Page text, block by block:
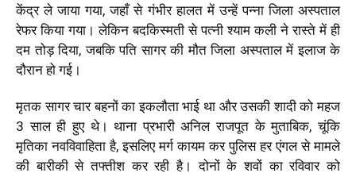
केंद्र ले जाया गया, जहाँ से गंभीर हालत में उन्हें पन्ना जिला अस्पताल
रेफर किया गया। लेकिन बदकिस्मती से पत्नी श्याम कली ने रास्ते में ही
दम तोड़ दिया, जबकि पति सागर की मौत जिला अस्पताल में इलाज के
दौरान हो गई।
मृतक सागर चार बहनों का इकलौता भाई था और उसकी शादी को महज
3 साल ही हुए थे। थाना प्रभारी अनिल राजपूत के मुताबिक, चूंकि
मृतिका नवविवाहिता है, इसलिए मर्ग कायम कर पुलिस हर एंगल से मामले
की बारीकी से तफ्तीश कर रही है। दोनों के शवों का रविवार को